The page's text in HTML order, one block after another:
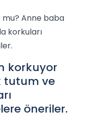
Anne baba
korkuları
korkuyor
tutum ve
öneriler.